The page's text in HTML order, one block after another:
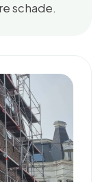
schade.